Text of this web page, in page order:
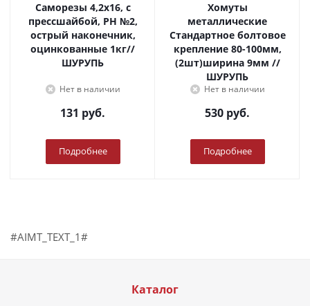
Саморезы 4,2х16, с
прессшайбой, PH №2,
острый наконечник,
оцинкованные 1кг//
ШУРУПЬ
Нет в наличии
131 руб.
Подробнее
Хомуты
металлические
Стандартное болтовое
крепление 80-100мм,
(2шт)ширина 9мм //
ШУРУПЬ
Нет в наличии
530 руб.
Подробнее
#AIMT_TEXT_1#
Каталог